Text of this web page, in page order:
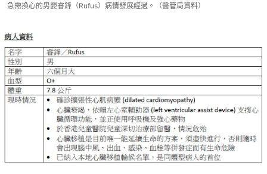
急需換心的男嬰睿鋒（Rufus）病情發展經過。（醫管局資料）